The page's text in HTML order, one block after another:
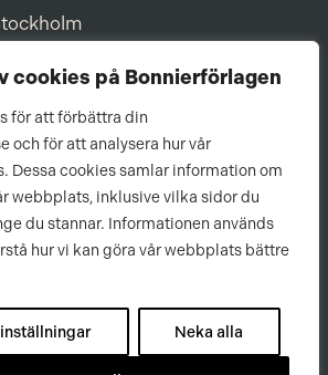
cookies på Bonnierförlagen
för att förbättra din
och för att analysera hur vår
Dessa cookies samlar information om
webbplats, inklusive vilka sidor du
du stannar. Informationen används
hur vi kan göra vår webbplats bättre
Neka alla
Bonnierförlagen
Cookies
Integritetspolicy